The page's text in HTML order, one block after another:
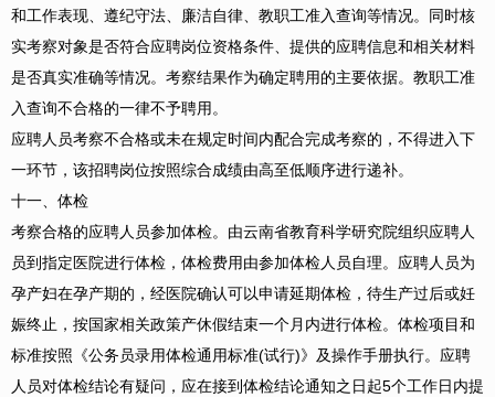
和工作表现、遵纪守法、廉洁自律、教职工准入查询等情况。同时核
实考察对象是否符合应聘岗位资格条件、提供的应聘信息和相关材料
是否真实准确等情况。考察结果作为确定聘用的主要依据。教职工准
入查询不合格的一律不予聘用。
应聘人员考察不合格或未在规定时间内配合完成考察的，不得进入下
一环节，该招聘岗位按照综合成绩由高至低顺序进行递补。
十一、体检
考察合格的应聘人员参加体检。由云南省教育科学研究院组织应聘人
员到指定医院进行体检，体检费用由参加体检人员自理。应聘人员为
孕产妇在孕产期的，经医院确认可以申请延期体检，待生产过后或妊
娠终止，按国家相关政策产休假结束一个月内进行体检。体检项目和
标准按照《公务员录用体检通用标准(试行)》及操作手册执行。应聘
人员对体检结论有疑问，应在接到体检结论通知之日起5个工作日内提